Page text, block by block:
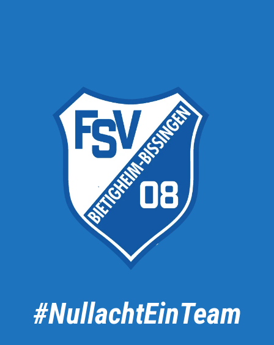
#NullachtEinTeam